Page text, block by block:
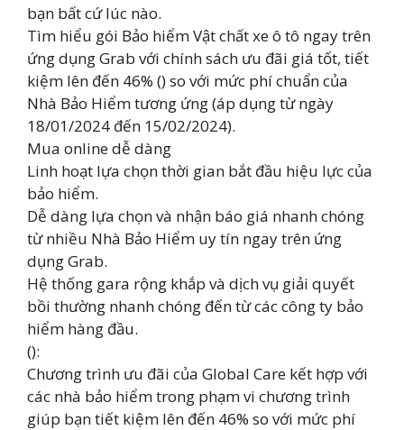
bạn bất cứ lúc nào.
Tìm hiểu gói Bảo hiểm Vật chất xe ô tô ngay trên
ứng dụng Grab với chính sách ưu đãi giá tốt, tiết
kiệm lên đến 46% () so với mức phí chuẩn của
Nhà Bảo Hiểm tương ứng (áp dụng từ ngày
18/01/2024 đến 15/02/2024).
Mua online dễ dàng
Linh hoạt lựa chọn thời gian bắt đầu hiệu lực của
bảo hiểm.
Dễ dàng lựa chọn và nhận báo giá nhanh chóng
từ nhiều Nhà Bảo Hiểm uy tín ngay trên ứng
dụng Grab.
Hệ thống gara rộng khắp và dịch vụ giải quyết
bồi thường nhanh chóng đến từ các công ty bảo
hiểm hàng đầu.
():
Chương trình ưu đãi của Global Care kết hợp với
các nhà bảo hiểm trong phạm vi chương trình
giúp bạn tiết kiệm lên đến 46% so với mức phí